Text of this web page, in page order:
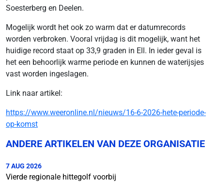
Soesterberg en Deelen.
Mogelijk wordt het ook zo warm dat er datumrecords
worden verbroken. Vooral vrijdag is dit mogelijk, want het
huidige record staat op 33,9 graden in Ell. In ieder geval is
het een behoorlijk warme periode en kunnen de waterijsjes
vast worden ingeslagen.
Link naar artikel:
https://www.weeronline.nl/nieuws/16-6-2026-hete-periode-
op-komst
ANDERE ARTIKELEN VAN DEZE ORGANISATIE
7 AUG 2026
Vierde regionale hittegolf voorbij